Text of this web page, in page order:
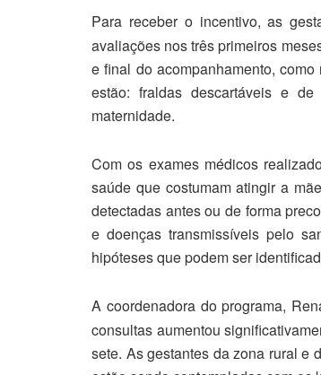
Para receber o incentivo, as
avaliações nos três primeiros
e final do acompanhamento,
estão: fraldas descartáveis e
maternidade.
Com os exames médicos
saúde que costumam atingir a
detectadas antes ou de forma
e doenças transmissíveis pelo
hipóteses que podem ser
A coordenadora do programa,
consultas aumentou
sete. As gestantes da zona rural e